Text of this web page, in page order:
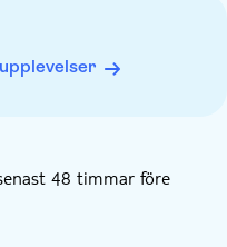
booked (departure from
48 timmar före